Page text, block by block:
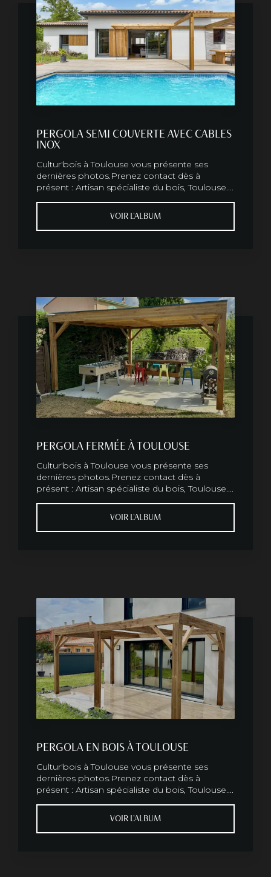
PERGOLA SEMI COUVERTE AVEC CABLES
INOX
Cultur'bois à Toulouse vous présente ses
dernières photos.Prenez contact dès à
présent : Artisan spécialiste du bois, Toulouse....
VOIR L'ALBUM
PERGOLA FERMÉE À TOULOUSE
Cultur'bois à Toulouse vous présente ses
dernières photos.Prenez contact dès à
présent : Artisan spécialiste du bois, Toulouse....
VOIR L'ALBUM
PERGOLA EN BOIS À TOULOUSE
Cultur'bois à Toulouse vous présente ses
dernières photos.Prenez contact dès à
présent : Artisan spécialiste du bois, Toulouse....
VOIR L'ALBUM